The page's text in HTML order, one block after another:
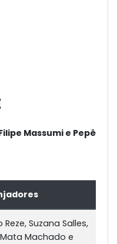
Massumi e Pepê
Reze, Suzana Salles,
Machado e